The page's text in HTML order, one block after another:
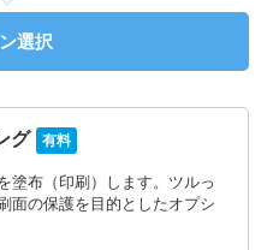
選択
グ 有料
塗布（印刷）します。ツルっ
面の保護を目的としたオプシ